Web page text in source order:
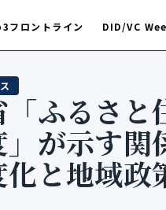
フロントライン DID/VC
ふるさと
が示す関
と地域政